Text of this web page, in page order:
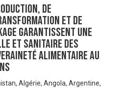
de
et de
garantissent une
et sanitaire des
alimentaire au
Algérie, Angola, Argentine,